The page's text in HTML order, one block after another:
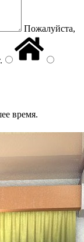
Пожалуйста,
.
время.